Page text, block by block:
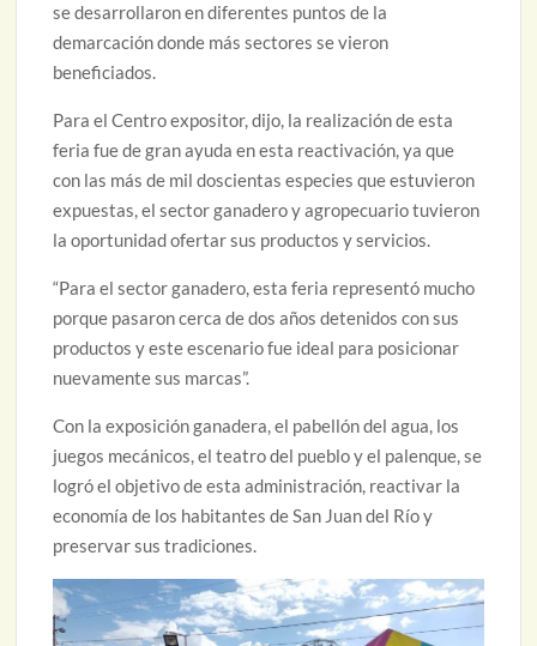
se desarrollaron en diferentes puntos de la
demarcación donde más sectores se vieron
beneficiados.
Para el Centro expositor, dijo, la realización de esta
feria fue de gran ayuda en esta reactivación, ya que
con las más de mil doscientas especies que estuvieron
expuestas, el sector ganadero y agropecuario tuvieron
la oportunidad ofertar sus productos y servicios.
“Para el sector ganadero, esta feria representó mucho
porque pasaron cerca de dos años detenidos con sus
productos y este escenario fue ideal para posicionar
nuevamente sus marcas”.
Con la exposición ganadera, el pabellón del agua, los
juegos mecánicos, el teatro del pueblo y el palenque, se
logró el objetivo de esta administración, reactivar la
economía de los habitantes de San Juan del Río y
preservar sus tradiciones.